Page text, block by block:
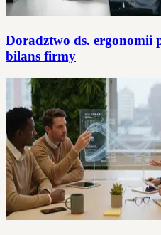
Doradztwo ds. ergonomii
bilans firmy